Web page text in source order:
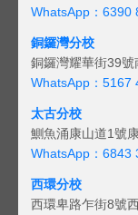
WhatsApp：6390
銅鑼灣分校
銅鑼灣耀華街39
WhatsApp：5167
太古分校
鰂魚涌康山道1號
WhatsApp：6843
西環分校
西環卑路乍街8號